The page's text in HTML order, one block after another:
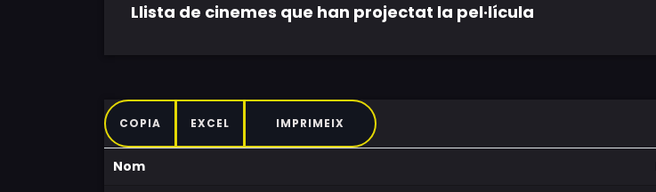
Llista de cinemes que han projectat la pel·lícula
COPIA EXCEL IMPRIMEIX
Nom